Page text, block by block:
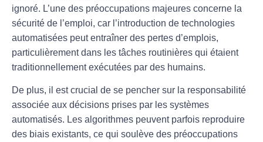
ignoré. L’une des préoccupations majeures concerne la
sécurité de l’emploi, car l’introduction de technologies
automatisées peut entraîner des pertes d’emplois,
particulièrement dans les tâches routinières qui étaient
traditionnellement exécutées par des humains.
De plus, il est crucial de se pencher sur la responsabilité
associée aux décisions prises par les systèmes
automatisés. Les algorithmes peuvent parfois reproduire
des biais existants, ce qui soulève des préoccupations